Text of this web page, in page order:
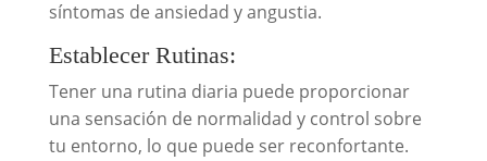
síntomas de ansiedad y angustia.
Establecer Rutinas:
Tener una rutina diaria puede proporcionar
una sensación de normalidad y control sobre
tu entorno, lo que puede ser reconfortante.